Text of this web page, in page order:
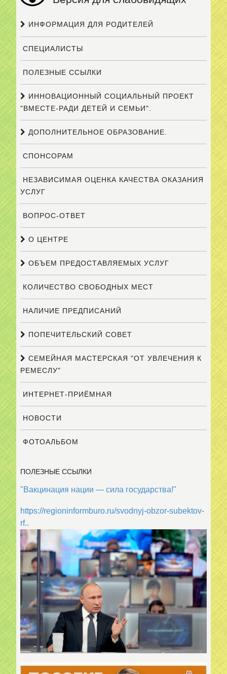
ИНФОРМАЦИЯ ДЛЯ РОДИТЕЛЕЙ
СПЕЦИАЛИСТЫ
ПОЛЕЗНЫЕ ССЫЛКИ
ИННОВАЦИОННЫЙ СОЦИАЛЬНЫЙ ПРОЕКТ
"ВМЕСТЕ-РАДИ ДЕТЕЙ И СЕМЬИ".
ДОПОЛНИТЕЛЬНОЕ ОБРАЗОВАНИЕ.
СПОНСОРАМ
НЕЗАВИСИМАЯ ОЦЕНКА КАЧЕСТВА ОКАЗАНИЯ
УСЛУГ
ВОПРОС-ОТВЕТ
О ЦЕНТРЕ
ОБЪЕМ ПРЕДОСТАВЛЯЕМЫХ УСЛУГ
КОЛИЧЕСТВО СВОБОДНЫХ МЕСТ
НАЛИЧИЕ ПРЕДПИСАНИЙ
ПОПЕЧИТЕЛЬСКИЙ СОВЕТ
СЕМЕЙНАЯ МАСТЕРСКАЯ "ОТ УВЛЕЧЕНИЯ К
РЕМЕСЛУ"
ИНТЕРНЕТ-ПРИЁМНАЯ
НОВОСТИ
ФОТОАЛЬБОМ
ПОЛЕЗНЫЕ ССЫЛКИ
"Вакцинация нации — сила государства!"
https://regioninformburo.ru/svodnyj-obzor-subektov-
rf..